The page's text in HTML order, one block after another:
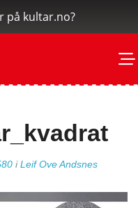
på kultar.no?
iLeif Ove Andsnes